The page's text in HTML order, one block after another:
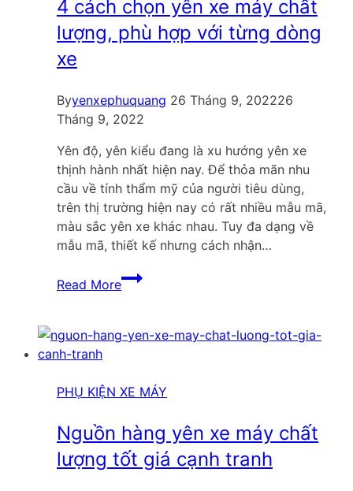
Tân
Bình
ở
đâu?
4 cách chọn yên xe máy chất
lượng, phù hợp với từng dòng
xe
Byyenxephuquang 26 Tháng 9, 202226
Tháng 9, 2022
Yên độ, yên kiểu đang là xu hướng yên xe
thịnh hành nhất hiện nay. Để thỏa mãn nhu
cầu về tính thẩm mỹ của người tiêu dùng,
trên thị trường hiện nay có rất nhiều mẫu mã,
màu sắc yên xe khác nhau. Tuy đa dạng về
mẫu mã, thiết kế nhưng cách nhận…
Read More
4
cách
yên
chất
phù
hợp
với
PHỤ KIỆN XE MÁY
Nguồn hàng yên xe máy chất
lượng tốt giá cạnh tranh